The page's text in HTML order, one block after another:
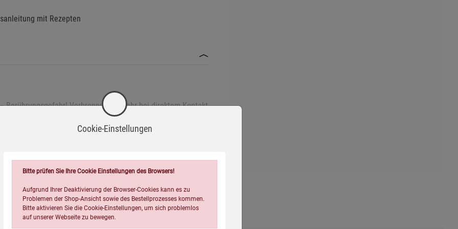
mit Rezepten
Berührungsgefahr! Verbrennungsgefahr bei direktem Kontakt
verwenden.
Stromnetz trennen.
verwenden – Gefahr der Beschädigung der
Wird oft zusammen bestellt:
Cookie-Einstellungen
Bitte prüfen Sie Ihre Cookie Einstellungen des Browsers!
Aufgrund Ihrer Deaktivierung der Browser-Cookies kann es zu
Problemen der Shop-Ansicht sowie des Bestellprozesses kommen.
Bitte aktivieren Sie die Cookie-Einstellungen, um sich problemlos
auf unserer Webseite zu bewegen.